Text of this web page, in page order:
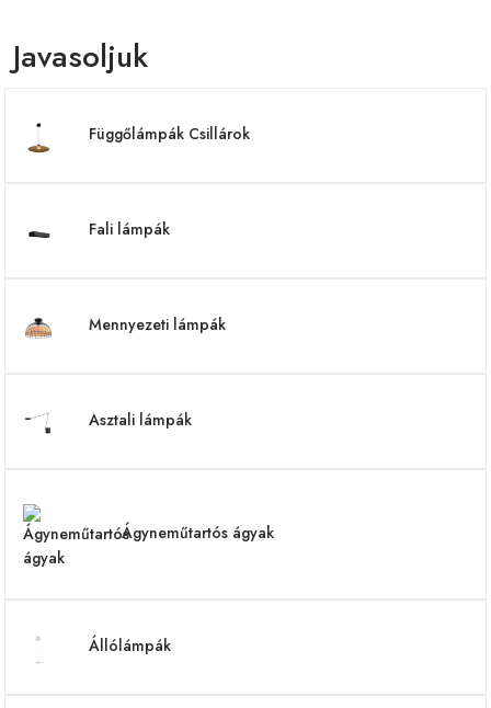
Javasoljuk
Függőlámpák Csillárok
Fali lámpák
Mennyezeti lámpák
Asztali lámpák
Ágyneműtartós ágyak
Állólámpák